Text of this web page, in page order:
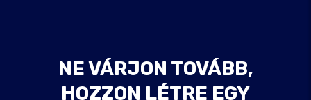
NE VÁRJON TOVÁBB,
HOZZON LÉTRE EGY